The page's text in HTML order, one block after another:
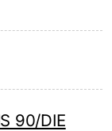
90/DIE